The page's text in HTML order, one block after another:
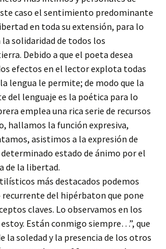
caso el sentimiento predominante
en toda su extensión, para lo
solidaridad de todos los
Debido a que el poeta desea
efectos en el lector explota todas
lengua le permite; de modo que la
del lenguaje es la poética para lo
emplea una rica serie de recursos
hallamos la función expresiva,
asistimos a la expresión de
estado de ánimo por el
de la libertad.
más destacados podemos
del hipérbaton que pone
claves. Lo observamos en los
estoy. Están conmigo siempre…”, que
la soledad y la presencia de los otros